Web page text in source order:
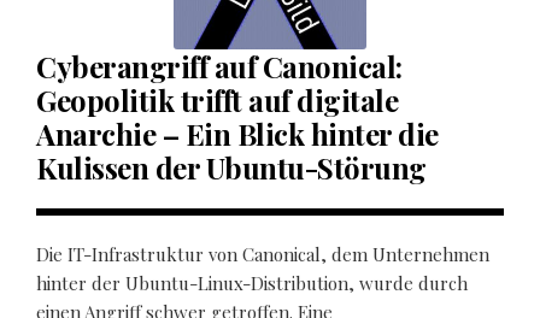
Cyberangriff auf Canonical:
Geopolitik trifft auf digitale
Anarchie – Ein Blick hinter die
Kulissen der Ubuntu-Störung
Die IT-Infrastruktur von Canonical, dem Unternehmen
hinter der Ubuntu-Linux-Distribution, wurde durch
einen Angriff schwer getroffen. Eine